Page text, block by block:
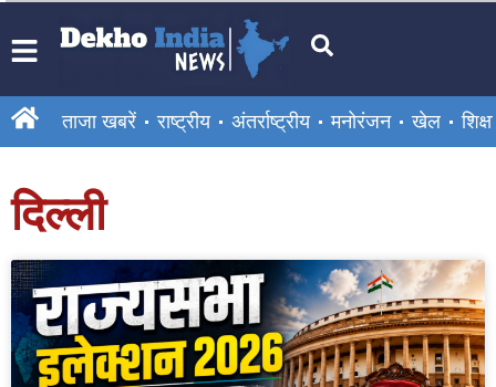
ताजा खबरें राष्ट्रीय अंतर्राष्ट्रीय मनोरंजन खेल शिक्षा
दिल्ली